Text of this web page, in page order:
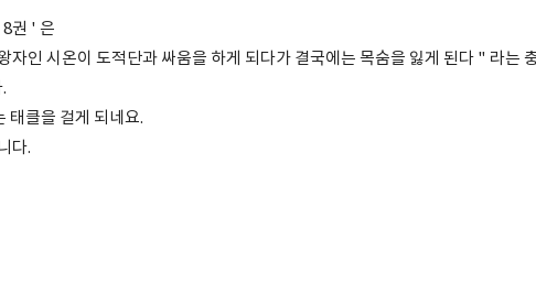
8권 ' 은
자인 시온이 도적단과 싸움을 하게 되다가 결국에는 목숨을 잃게 된다 " 라는
태클을 걸게 되네요.
다.